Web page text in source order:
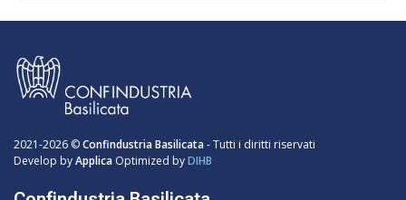
2021-2026 ©Confindustria Basilicata- Tutti i diritti riservati
Develop byApplica Optimized byDIHB